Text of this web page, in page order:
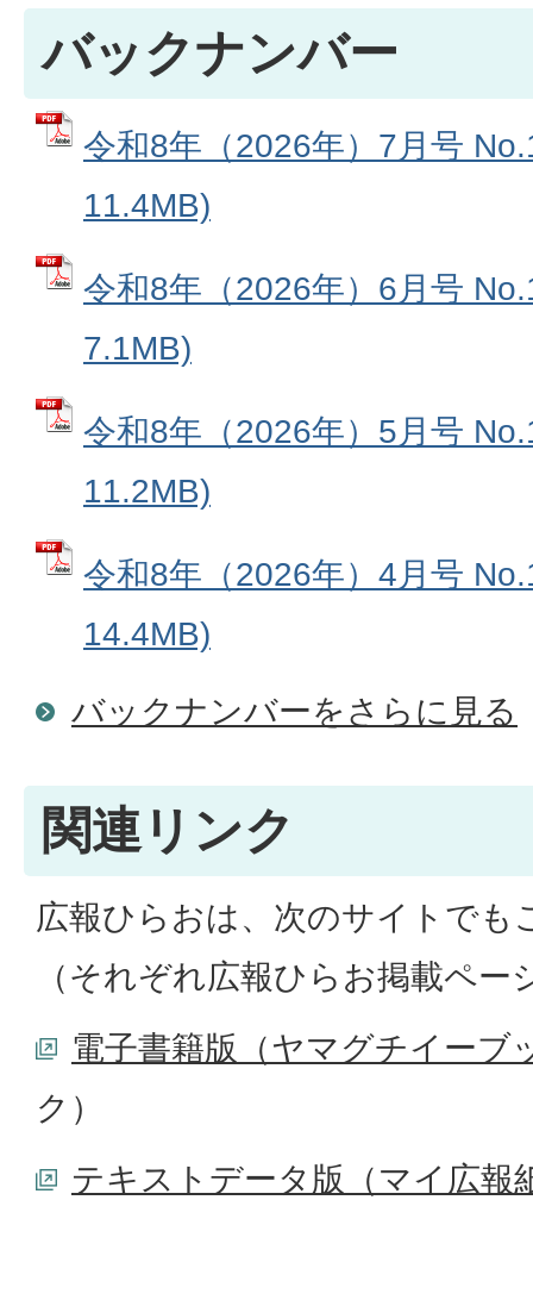
バックナンバー
令和8年（2026年）7月号
11.4MB)
令和8年（2026年）6月号
7.1MB)
令和8年（2026年）5月号
11.2MB)
令和8年（2026年）4月号
14.4MB)
バックナンバーをさらに見る
関連リンク
広報ひらおは、次のサイトでも
（それぞれ広報ひらお掲載ペー
電子書籍版（ヤマグチイーブ
ク）
テキストデータ版（マイ広報